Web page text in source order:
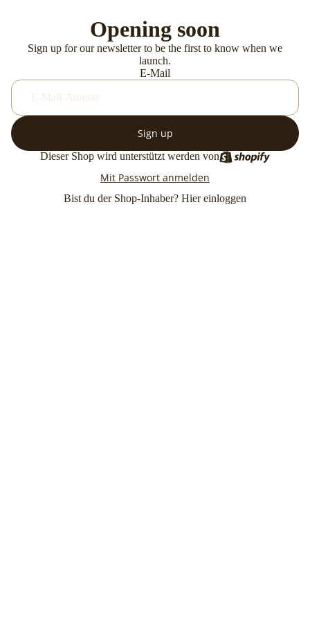
Opening soon
Sign up for our newsletter to be the first to know when we
launch.
E-Mail
Sign up
Dieser Shop wird unterstützt werden von
Mit Passwort anmelden
Bist du der Shop-Inhaber? Hier einloggen